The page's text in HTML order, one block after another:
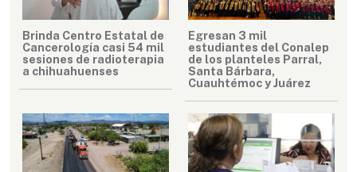
Brinda Centro Estatal de
Cancerología casi 54 mil
sesiones de radioterapia
a chihuahuenses
Egresan 3 mil
estudiantes del Conalep
de los planteles Parral,
Santa Bárbara,
Cuauhtémoc y Juárez